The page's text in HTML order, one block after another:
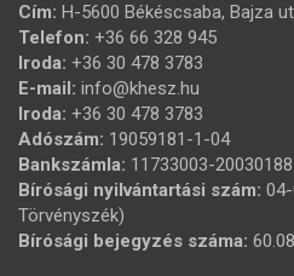
Cím: H-5600 Békéscsaba, Bajza
Telefon: +36 66 328 945
Iroda: +36 30 478 3783
E-mail: info@khesz.hu
Iroda: +36 30 478 3783
Adószám: 19059181-1-04
Bankszámla: 11733003-
Bírósági nyilvántartási szám:
Törvényszék)
Bírósági bejegyzés száma: